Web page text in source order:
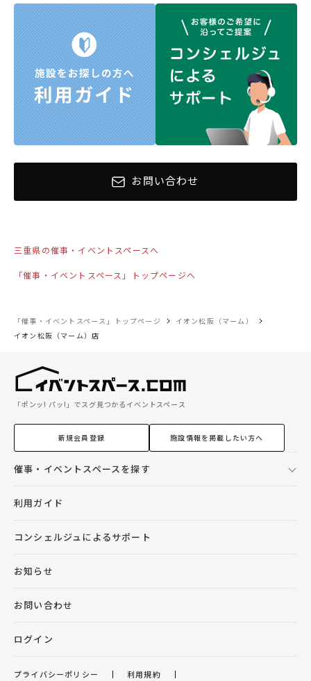
お問い合わせ
三重県の催事・イベントスペースへ
「催事・イベントスペース」トップページへ
「催事・イベントスペース」トップページ
イオン松阪（マーム）
イオン松阪（マーム）店
「ポンッ! パッ!」でスグ見つかるイベントスペース
新規会員登録 施設情報を掲載したい方へ
催事・イベントスペースを探す
利用ガイド
コンシェルジュによるサポート
お知らせ
お問い合わせ
ログイン
プライバシーポリシー 利用規約